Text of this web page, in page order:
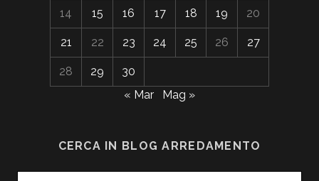
14 15 16 17 18 19 20
21 22 23 24 25 26 27
28 29
30
« Mar
Mag »
CERCA IN BLOG ARREDAMENTO